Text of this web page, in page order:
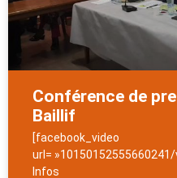
Conférence de
Baillif
[facebook_video
url=
Infos